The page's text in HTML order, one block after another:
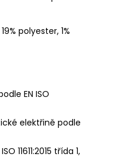
polyester, 1%
EN ISO
elektřině podle
11611:2015 třída 1,